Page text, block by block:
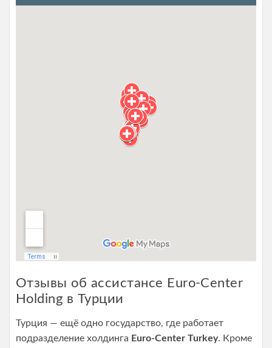
Отзывы об ассистансе Euro-Center
Holding в Турции
Турция — ещё одно государство, где работает
подразделение холдинга Euro-Center Turkey. Кроме